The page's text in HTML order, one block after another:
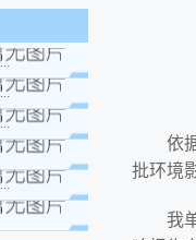
依
批环境
我